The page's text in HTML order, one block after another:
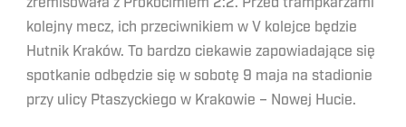
kolejny mecz, ich przeciwnikiem w V kolejce będzie
Hutnik Kraków. To bardzo ciekawie zapowiadające się
spotkanie odbędzie się w sobotę 9 maja na stadionie
przy ulicy Ptaszyckiego w Krakowie – Nowej Hucie.